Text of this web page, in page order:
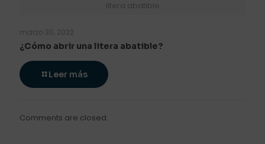
litera abatible
marzo 30, 2022
¿Cómo abrir una litera abatible?
Leer más
Comments are closed.